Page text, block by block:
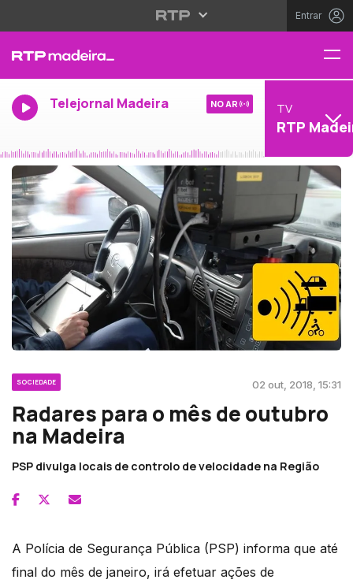
Entrar
Telejornal Madeira NO AR TV
RTP
SOCIEDADE 02 out, 2018, 15:31
Radares para o mês de outubro
na Madeira
PSP divulga locais de controlo de velocidade na Região
A Polícia de Segurança Pública (PSP) informa que até
final do mês de janeiro, irá efetuar ações de